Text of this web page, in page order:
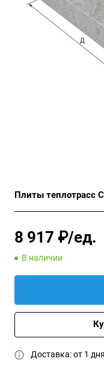
Плиты теплотрасс
8 917 ₽/ед.
В наличии
Доставка: от 1 дня